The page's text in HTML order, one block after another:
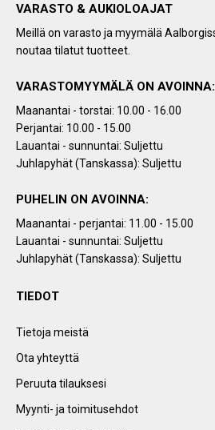
VARASTO & AUKIOLOAJAT
Meillä on varasto ja myymälä
noutaa tilatut tuotteet.
VARASTOMYYMÄLÄ ON AVOINNA:
Maanantai - torstai: 10.00 - 16.00
Perjantai: 10.00 - 15.00
Lauantai - sunnuntai: Suljettu
Juhlapyhät (Tanskassa): Suljettu
PUHELIN ON AVOINNA:
Maanantai - perjantai: 11.00 - 15.00
Lauantai - sunnuntai: Suljettu
Juhlapyhät (Tanskassa): Suljettu
TIEDOT
Tietoja meistä
Ota yhteyttä
Peruuta tilauksesi
Myynti- ja toimitusehdot